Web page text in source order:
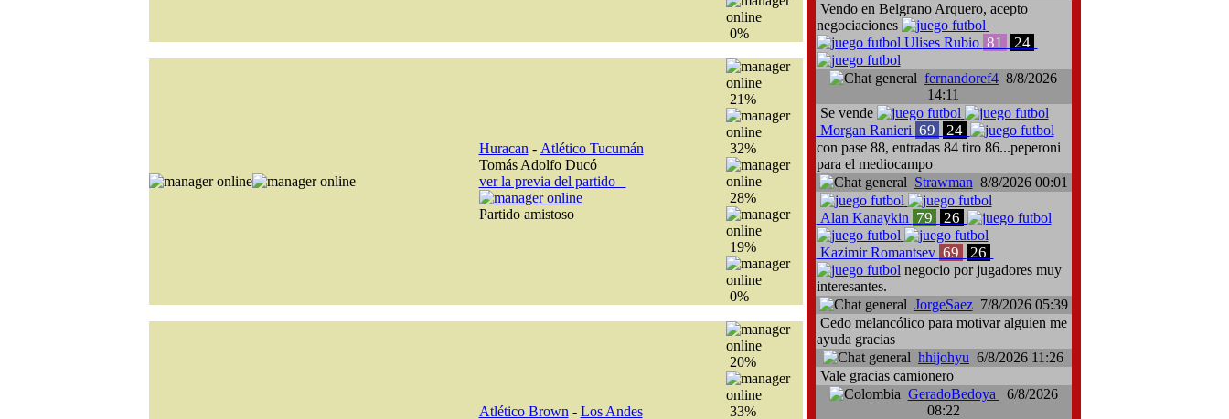
0%
Huracan - Atlético Tucumán
Tomás Adolfo Ducó
ver la previa del partido
Partido amistoso
21%
32%
28%
19%
0%
Atlético Brown - Los Andes
20%
33%
Vendo en Belgrano Arquero, acepto
negociaciones
Ulises Rubio 81 24
fernandoref4 8/8/2026
14:11
Se vende
Morgan Ranieri 69 24
con pase 88, entradas 84 tiro 86...peperoni
para el mediocampo
Strawman 8/8/2026 00:01
Alan Kanaykin 79 26
Kazimir Romantsev 69 26
negocio por jugadores muy
interesantes.
JorgeSaez7/8/2026 05:39
Cedo melancólico para motivar alguien me
ayuda gracias
hhijohyu 6/8/2026 11:26
Vale gracias camionero
GeradoBedoya
6/8/2026
08:22